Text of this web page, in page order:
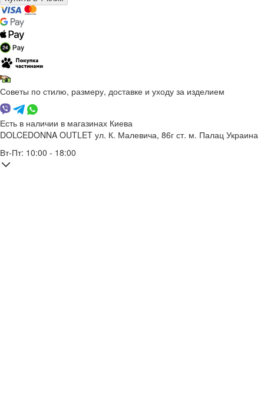
Советы по стилю, размеру, доставке и уходу за изделием
Есть в наличии в магазинах Киева
DOLCEDONNA OUTLET ул. К. Малевича, 86г ст. м. Палац Украина
Вт-Пт: 10:00 - 18:00